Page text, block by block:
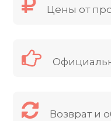
Цены от
Возврат и